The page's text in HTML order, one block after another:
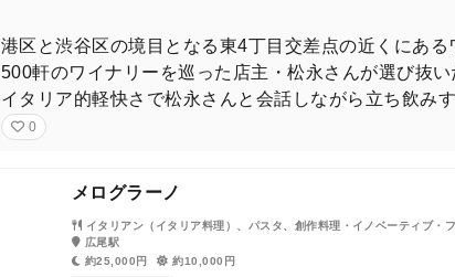
港区と渋谷区の境目となる東4丁目交差点の近くにある
500軒のワイナリーを巡った店主・松永さんが選び抜
イタリア的軽快さで松永さんと会話しながら立ち飲み
0
メログラーノ
イタリアン（イタリア料理）、パスタ、創作料理・イノベーティブ・
広尾駅
約25,000円
約10,000円